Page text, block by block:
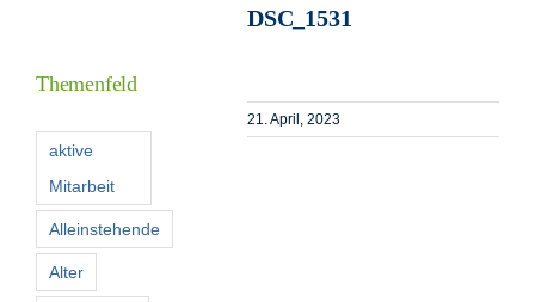
Kontakt
Suche
nach:
DSC_1531
21. April, 2023
Themenfeld
aktive
Mitarbeit
Alleinstehende
Alter